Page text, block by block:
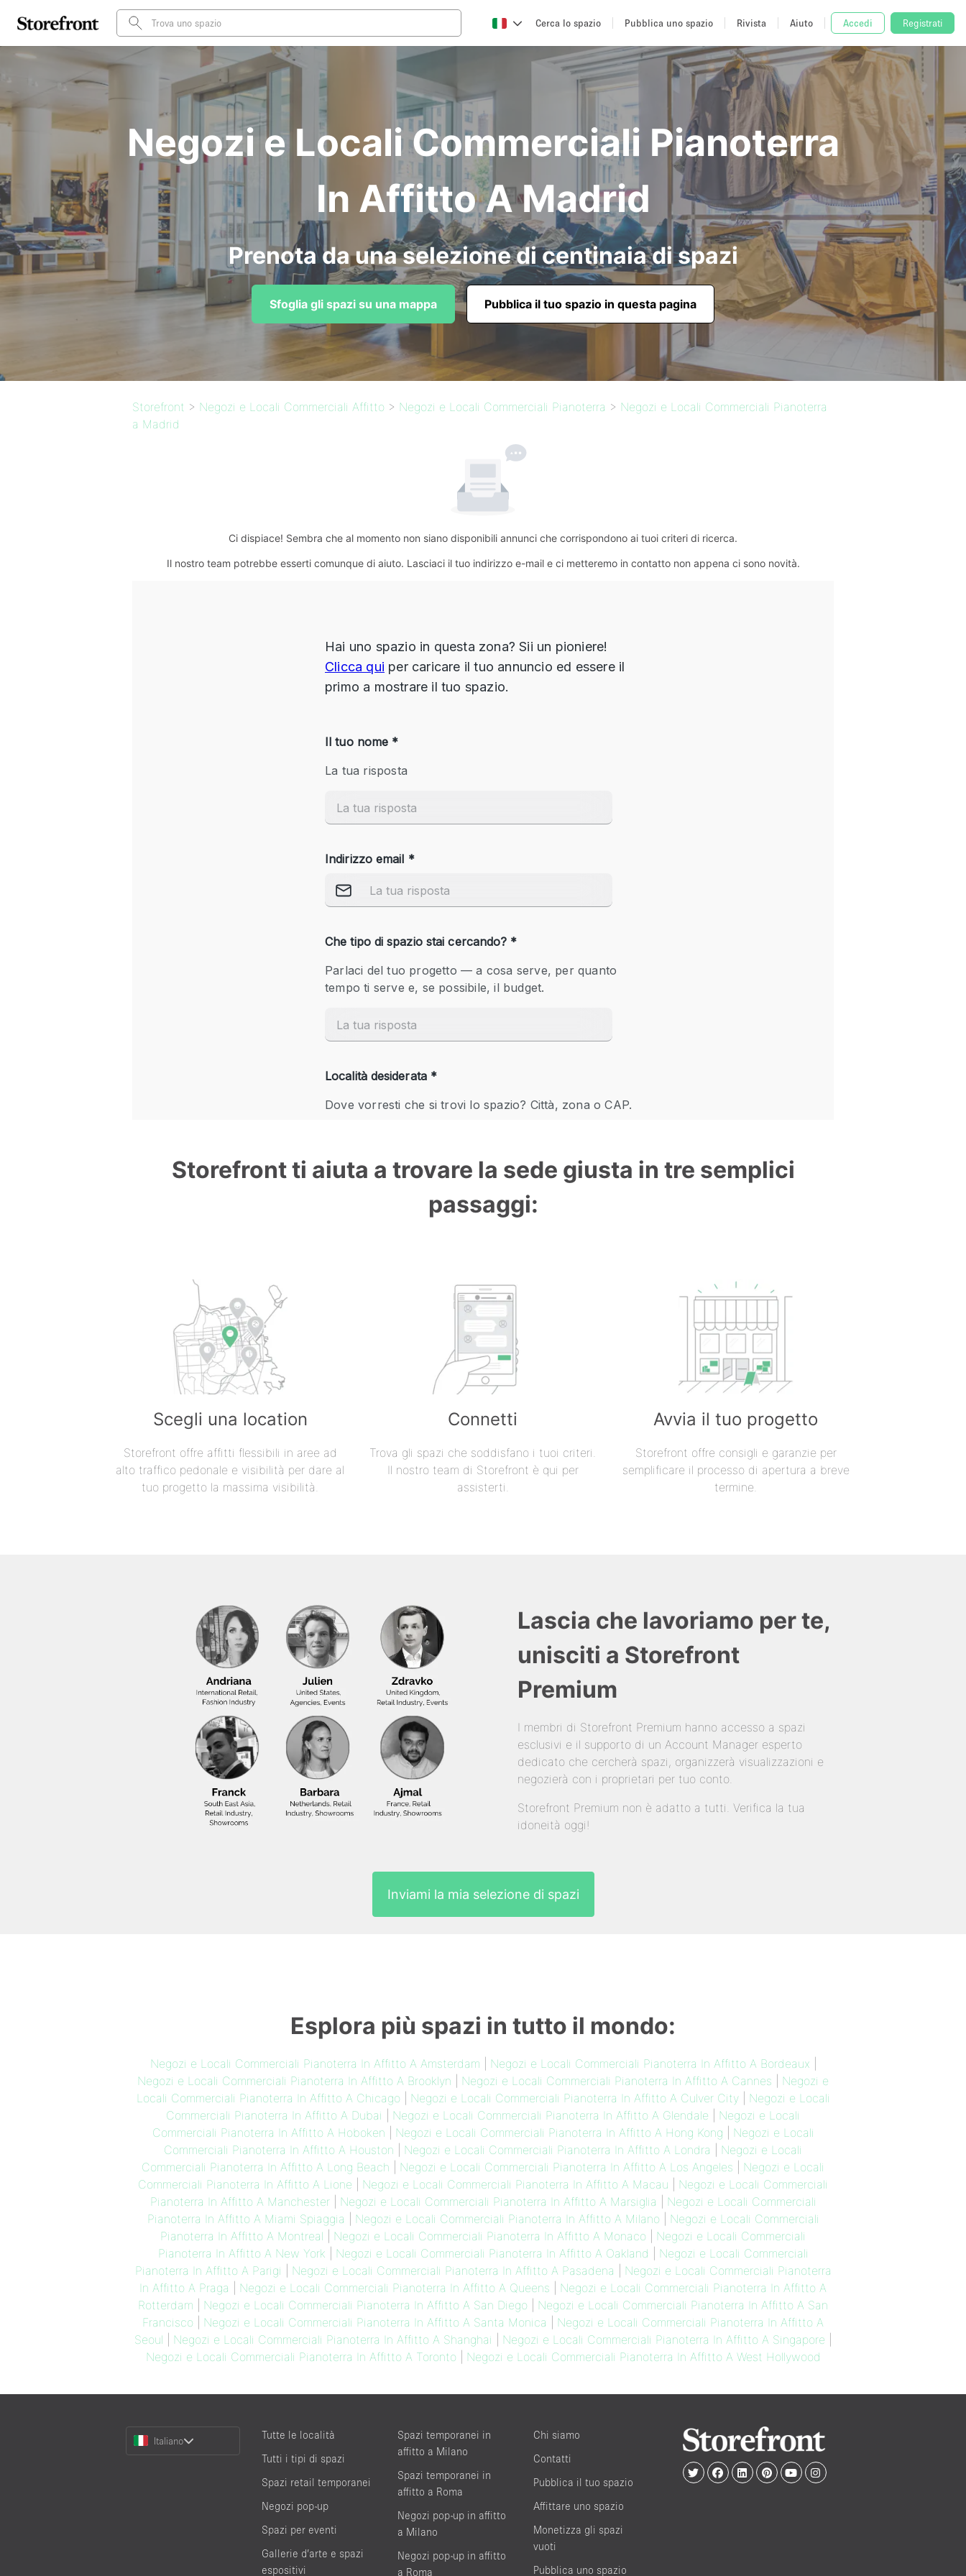
Cerca lo spazio Pubblica uno spazio Rivista Aiuto Accedi Registrati
Negozi e Locali Commerciali Pianoterra
In Affitto A Madrid
Prenota da una selezione di centinaia di spazi
Sfoglia gli spazi su una mappa Pubblica il tuo spazio in questa pagina
Storefront > Negozi e Locali Commerciali Affitto > Negozi e Locali Commerciali Pianoterra > Negozi e Locali Commerciali Pianoterra
a Madrid
Ci dispiace! Sembra che al momento non siano disponibili annunci che corrispondono ai tuoi criteri di ricerca.
Il nostro team potrebbe esserti comunque di aiuto. Lasciaci il tuo indirizzo e-mail e ci metteremo in contatto non appena ci sono novità.
Storefront ti aiuta a trovare la sede giusta in tre semplici
passaggi:
Scegli una location
Storefront offre affitti flessibili in aree ad
alto traffico pedonale e visibilità per dare al
tuo progetto la massima visibilità.
Connetti
Trova gli spazi che soddisfano i tuoi criteri.
Il nostro team di Storefront è qui per
assisterti.
Avvia il tuo progetto
Storefront offre consigli e garanzie per
semplificare il processo di apertura a breve
termine.
Lascia che lavoriamo per te,
unisciti a Storefront
Premium
I membri di Storefront Premium hanno accesso a spazi
esclusivi e il supporto di un Account Manager esperto
dedicato che cercherà spazi, organizzerà visualizzazioni e
negozierà con i proprietari per tuo conto.
Storefront Premium non è adatto a tutti. Verifica la tua
idoneità oggi!
Inviami la mia selezione di spazi
Esplora più spazi in tutto il mondo:
Negozi e Locali Commerciali Pianoterra In Affitto A Amsterdam Negozi e Locali Commerciali Pianoterra In Affitto A Bordeaux
Negozi e Locali Commerciali Pianoterra In Affitto A Brooklyn
Negozi e Locali Commerciali Pianoterra In Affitto A Cannes
Negozi e
Locali Commerciali Pianoterra In Affitto A Chicago| Negozi e Locali Commerciali Pianoterra In Affitto A Culver City| Negozi e Locali
Commerciali Pianoterra In Affitto A Dubai
Negozi e Locali Commerciali Pianoterra In Affitto A Glendale
Negozi e Locali
Commerciali Pianoterra In Affitto A Hoboken
Negozi e Locali Commerciali Pianoterra In Affitto A Hong Kong
Negozi e Locali
Commerciali Pianoterra In Affitto A Houston
Negozi e Locali Commerciali Pianoterra In Affitto A Londra
Negozi e Locali
Commerciali Pianoterra In Affitto A Long Beach
Negozi e Locali Commerciali Pianoterra In Affitto A Los Angeles
Negozi e Locali
Commerciali Pianoterra In Affitto A Lione
Negozi e Locali Commerciali Pianoterra In Affitto A Macau
Negozi e Locali Commerciali
Pianoterra In Affitto A Manchester| Negozi e Locali Commerciali Pianoterra In Affitto A Marsiglia
Negozi e Locali Commerciali
Pianoterra In Affitto A Miami Spiaggia
Negozi e Locali Commerciali Pianoterra In Affitto A Milano| Negozi e Locali Commerciali
Pianoterra In Affitto A Montreal
Negozi e Locali Commerciali Pianoterra In Affitto A Monaco
Negozi e Locali Commerciali
Pianoterra In Affitto A New York
Negozi e Locali Commerciali Pianoterra In Affitto A Oakland
Negozi e Locali Commerciali
Pianoterra In Affitto A Parigi
Negozi e Locali Commerciali Pianoterra In Affitto A Pasadena
Negozi e Locali Commerciali Pianoterra
In Affitto A Praga
Negozi e Locali Commerciali Pianoterra In Affitto A Queens
Negozi e Locali Commerciali Pianoterra In Affitto A
Rotterdam
Negozi e Locali Commerciali Pianoterra In Affitto A San Diego
Negozi e Locali Commerciali Pianoterra In Affitto A San
Francisco
Negozi e Locali Commerciali Pianoterra In Affitto A Santa Monica
Negozi e Locali Commerciali Pianoterra In Affitto A
Seoul
Negozi e Locali Commerciali Pianoterra In Affitto A Shanghai Negozi e Locali Commerciali Pianoterra In Affitto A Singapore
Negozi e Locali Commerciali Pianoterra In Affitto A Toronto| Negozi e Locali Commerciali Pianoterra In Affitto A West Hollywood
Choose
Italiano
Tutte le località
Tutti i tipi di spazi
Spazi retail temporanei
Negozi pop-up
Spazi per eventi
Gallerie d’arte e spazi
espositivi
Spazi temporanei in
affitto a Milano
Spazi temporanei in
affitto a Roma
Negozi pop-up in affitto
a Milano
Negozi pop-up in affitto
a Roma
Chi siamo
Contatti
Pubblica il tuo spazio
Affittare uno spazio
Monetizza gli spazi
vuoti
Pubblica uno spazio